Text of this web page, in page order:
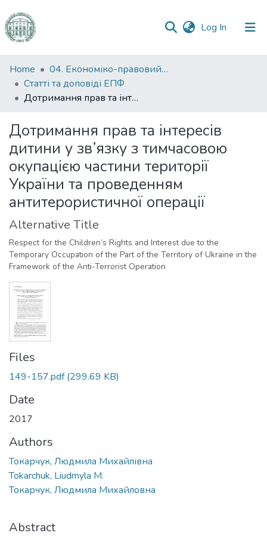
Log In (current)
Communities
&
Collections
Statistics
Home
04. Економіко-правовий факультет
Статті та доповіді ЕПФ
Дотримання прав та інтересів дитини у зв’язку з тимчасовою окупацією частини території України та проведенням антитерористичної операції
Дотримання прав та інтересів
дитини у зв’язку з тимчасовою
окупацією частини території
України та проведенням
антитерористичної операції
Alternative Title
Respect for the Children’s Rights and Interest due to the
Temporary Occupation of the Part of the Territory of Ukraine in the
Framework of the Anti-Terrorist Operation
Files
149-157.pdf(299.69 KB)
Date
2017
Authors
Токарчук, Людмила Михайлівна
Tokarchuk, Liudmyla M.
Токарчук, Людмила Михайловна
Abstract